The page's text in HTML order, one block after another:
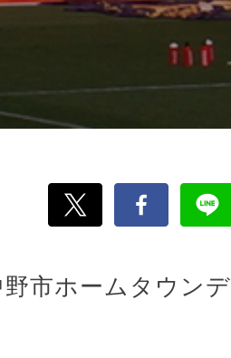
市ホームタウンデ